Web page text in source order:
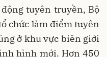
tuyên truyền, Bộ
chức làm điểm tuyên
ở khu vực biên giới
hình mới. Hơn 450